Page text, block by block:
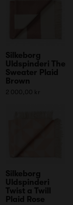
Silkeborg
Uldspinderi The
Sweater Plaid
Brown
2 000,00 kr
Silkeborg
Uldspinderi
Twist a Twill
Plaid Rose